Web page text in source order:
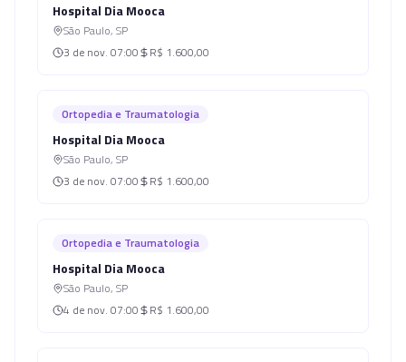
Hospital Dia Mooca
São Paulo, SP
3 de nov. 07:00 R$ 1.600,00
Ortopedia e Traumatologia
Hospital Dia Mooca
São Paulo, SP
3 de nov. 07:00 R$ 1.600,00
Ortopedia e Traumatologia
Hospital Dia Mooca
São Paulo, SP
4 de nov. 07:00 R$ 1.600,00